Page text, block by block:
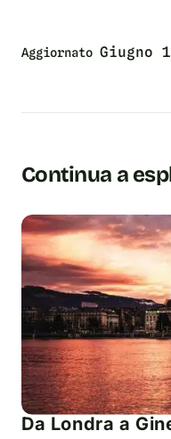
Aggiornato Giugno
Continua a
Da Londra a